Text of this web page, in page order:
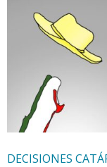
DECISIONES